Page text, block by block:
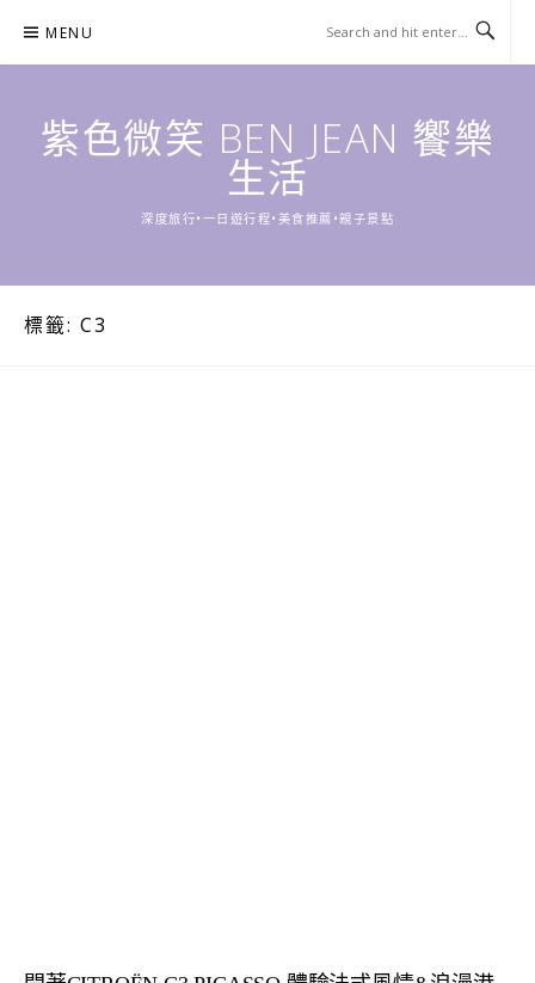
content
MENU
紫色微笑 BEN JEAN 饗樂
生活
深度旅行•一日遊行程•美食推薦•親子景點
標籤: C3